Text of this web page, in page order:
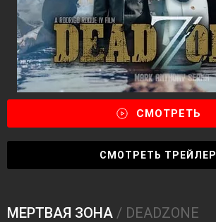
СМОТРЕТЬ
СМОТРЕТЬ ТРЕЙЛЕР
МЕРТВАЯ ЗОНА / DEADZONE